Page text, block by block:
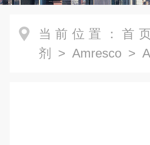
当前位置： 首
剂
> Amresco >